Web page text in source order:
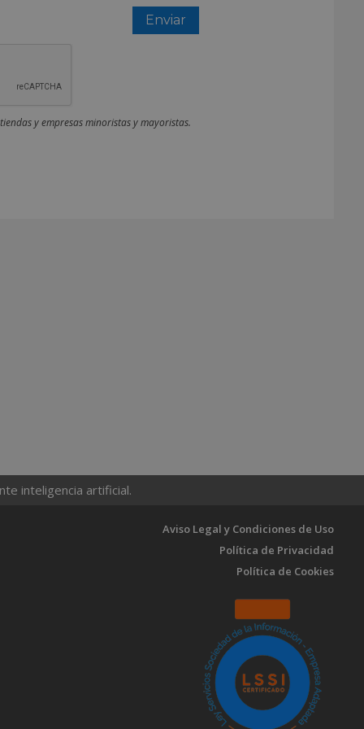
y empresas minoristas y mayoristas.
inteligencia artificial.
Aviso Legal y Condiciones de Uso
Política de Privacidad
Política de Cookies